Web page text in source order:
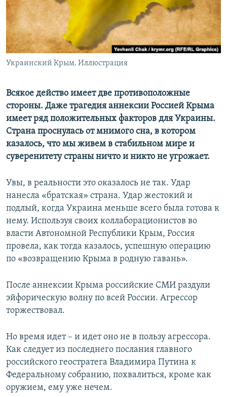
ПОБЕДИТЕЛЕЙ НЕ СУДЯТ?
КРЫМ.НЕПОКОРЕННЫЙ
ELIFBE
УКРАИНСКАЯ ПРОБЛЕМА КРЫМА
ПРИСОЕДИНЯЙТЕСЬ!
Украинский Крым. Иллюстрация
Всякое действо имеет две противоположные
стороны. Даже трагедия аннексии Россией Крыма
имеет ряд положительных факторов для Украины.
Страна проснулась от мнимого сна, в котором
казалось, что мы живем в стабильном мире и
суверенитету страны ничто и никто не угрожает.
Увы, в реальности это оказалось не так. Удар
нанесла «братская» страна. Удар жестокий и
подлый, когда Украина меньше всего была готова к
нему. Используя своих коллаборационистов во
власти Автономной Республики Крым, Россия
провела, как тогда казалось, успешную операцию
по «возвращению Крыма в родную гавань».
После аннексии Крыма российские СМИ раздули
эйфорическую волну по всей России. Агрессор
торжествовал.
Но время идет – и идет оно не в пользу агрессора.
Как следует из последнего послания главного
российского геостратега Владимира Путина к
Федеральному собранию, похвалиться, кроме как
оружием, ему уже нечем.